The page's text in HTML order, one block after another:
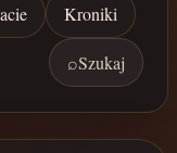
Kroniki
⌕Szukaj